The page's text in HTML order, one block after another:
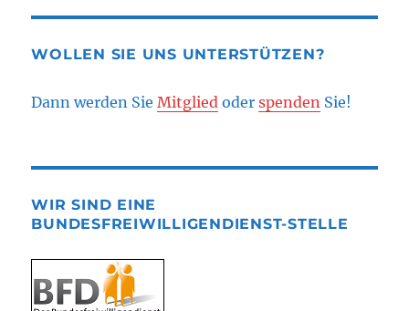
WOLLEN SIE UNS UNTERSTÜTZEN?
Dann werden Sie Mitglied oderspenden Sie!
WIR SIND EINE
BUNDESFREIWILLIGENDIENST-STELLE